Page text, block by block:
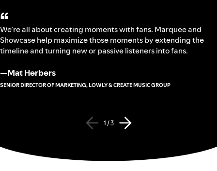
“
We’re all about creating moments with fans. Marquee and
Showcase help maximize those moments by extending the
timeline and turning new or passive listeners into fans.
—Mat Herbers
SENIOR DIRECTOR OF MARKETING, LOWLY & CREATE MUSIC GROUP
1 / 3